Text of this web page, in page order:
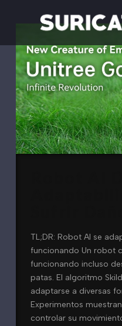
TL;DR: Robot AI se
funcionando Un robot
funcionando incluso
patas. El algoritmo
adaptarse a diversas
Experimentos
controlar su